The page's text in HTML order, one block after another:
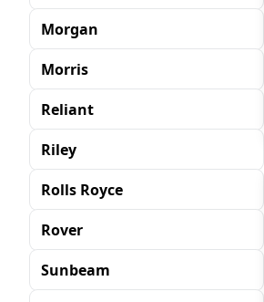
Morgan
Morris
Reliant
Riley
Rolls Royce
Rover
Sunbeam